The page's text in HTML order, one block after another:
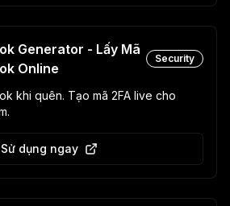
Generator - Lấy Mã
Online
Security
khi quên. Tạo mã 2FA live cho
Sử dụng ngay